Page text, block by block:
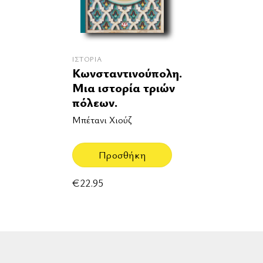
ΙΣΤΟΡΊΑ
Κωνσταντινούπολη.
Μια ιστορία τριών
πόλεων.
Μπέτανι Χιούζ
Προσθήκη
€22.95